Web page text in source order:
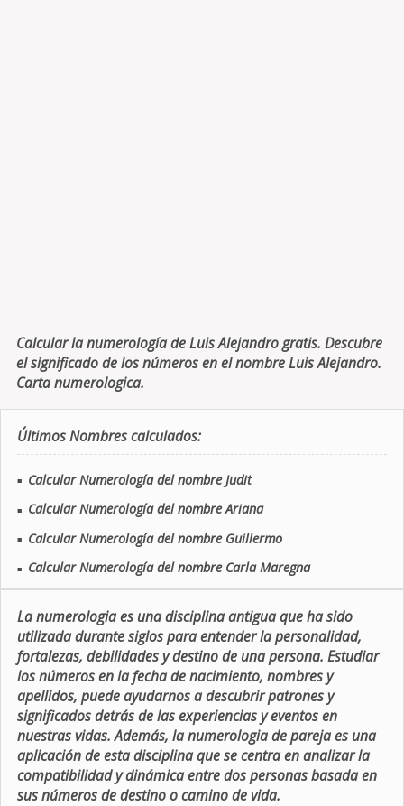
Calcular la numerología de Luis Alejandro gratis. Descubre
el significado de los números en el nombre Luis Alejandro.
Carta numerologica.
Últimos Nombres calculados:
■ Calcular Numerología del nombre Judit
■ Calcular Numerología del nombre Ariana
■ Calcular Numerología del nombre Guillermo
■ Calcular Numerología del nombre Carla Maregna
La numerologia es una disciplina antigua que ha sido
utilizada durante siglos para entender la personalidad,
fortalezas, debilidades y destino de una persona. Estudiar
los números en la fecha de nacimiento, nombres y
apellidos, puede ayudarnos a descubrir patrones y
significados detrás de las experiencias y eventos en
nuestras vidas. Además, la numerologia de pareja es una
aplicación de esta disciplina que se centra en analizar la
compatibilidad y dinámica entre dos personas basada en
sus números de destino o camino de vida.